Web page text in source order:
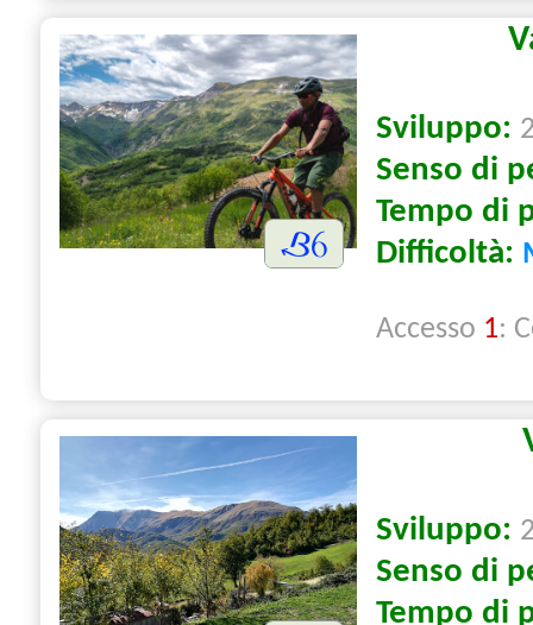
Sviluppo:
Senso di
Tempo di
Difficoltà:
Accesso 1:
Sviluppo:
Senso di
Tempo di